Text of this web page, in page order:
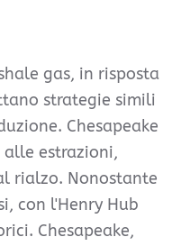
gas, in risposta
strategie simili
Chesapeake
estrazioni,
rialzo. Nonostante
con l'Henry Hub
Chesapeake,